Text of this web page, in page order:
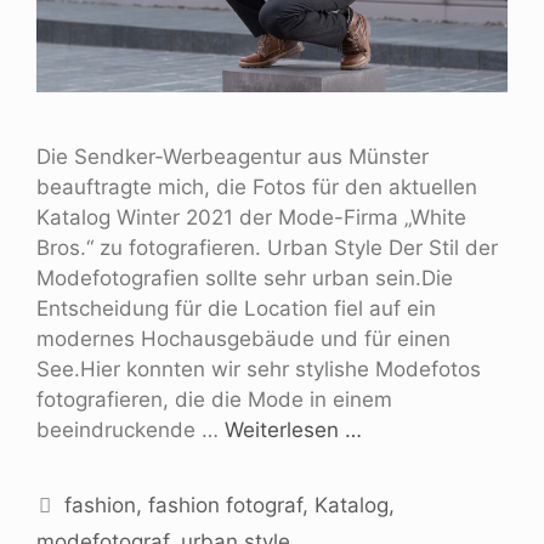
Die Sendker-Werbeagentur aus Münster
beauftragte mich, die Fotos für den aktuellen
Katalog Winter 2021 der Mode-Firma „White
Bros.“ zu fotografieren. Urban Style Der Stil der
Modefotografien sollte sehr urban sein.Die
Entscheidung für die Location fiel auf ein
modernes Hochausgebäude und für einen
See.Hier konnten wir sehr stylishe Modefotos
fotografieren, die die Mode in einem
beeindruckende … Weiterlesen …
fashion,fashion fotograf, Katalog,